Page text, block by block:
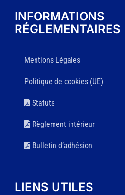
INFORMATIONS
RÉGLEMENTAIRES
Mentions Légales
Politique de cookies (UE)
Statuts
Règlement intérieur
Bulletin d’adhésion
LIENS UTILES